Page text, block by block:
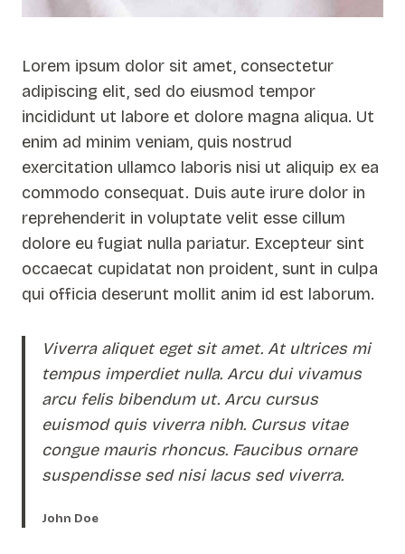
Lorem ipsum dolor sit amet, consectetur
adipiscing elit, sed do eiusmod tempor
incididunt ut labore et dolore magna aliqua. Ut
enim ad minim veniam, quis nostrud
exercitation ullamco laboris nisi ut aliquip ex ea
commodo consequat. Duis aute irure dolor in
reprehenderit in voluptate velit esse cillum
dolore eu fugiat nulla pariatur. Excepteur sint
occaecat cupidatat non proident, sunt in culpa
qui officia deserunt mollit anim id est laborum.
Viverra aliquet eget sit amet. At ultrices mi
tempus imperdiet nulla. Arcu dui vivamus
arcu felis bibendum ut. Arcu cursus
euismod quis viverra nibh. Cursus vitae
congue mauris rhoncus. Faucibus ornare
suspendisse sed nisi lacus sed viverra.
John Doe